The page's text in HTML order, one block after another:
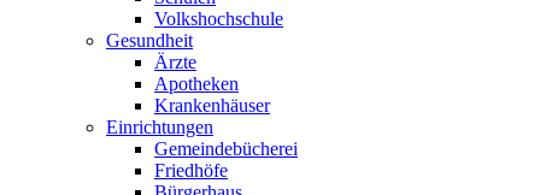
Volkshochschule
Gesundheit
Ärzte
Apotheken
Krankenhäuser
Einrichtungen
Gemeindebücherei
Friedhöfe